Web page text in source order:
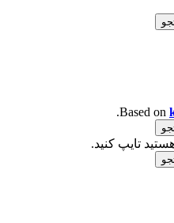
Based on
.
تایپ کنید.